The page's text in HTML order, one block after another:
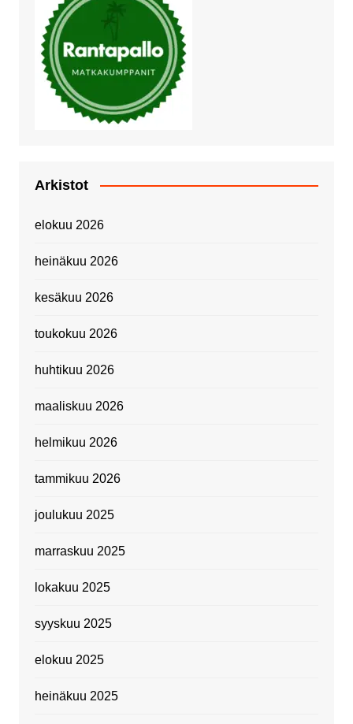
Arkistot
elokuu 2026
heinäkuu 2026
kesäkuu 2026
toukokuu 2026
huhtikuu 2026
maaliskuu 2026
helmikuu 2026
tammikuu 2026
joulukuu 2025
marraskuu 2025
lokakuu 2025
syyskuu 2025
elokuu 2025
heinäkuu 2025